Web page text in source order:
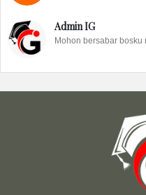
Admin IG
Mohon bersabar